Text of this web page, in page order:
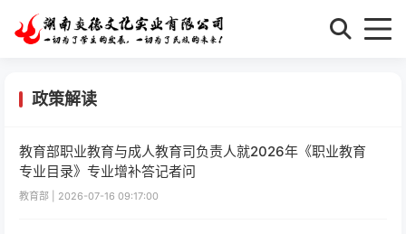
政策解读
教育部职业教育与成人教育司负责人就2026年《职业教育
专业目录》专业增补答记者问
教育部 | 2026-07-16 09:17:00